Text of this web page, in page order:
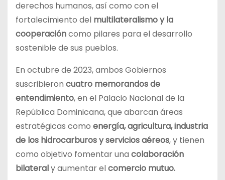
derechos humanos, así como con el
fortalecimiento del multilateralismo y la
cooperacióncomo pilares para el desarrollo
sostenible de sus pueblos.
En octubre de 2023, ambos Gobiernos
suscribieron cuatro memorandos de
entendimiento, en el Palacio Nacional de la
República Dominicana, que abarcan áreas
estratégicas como energía, agricultura, industria
de los hidrocarburos y servicios aéreos, y tienen
como objetivo fomentar una colaboración
bilateraly aumentar elcomercio mutuo.